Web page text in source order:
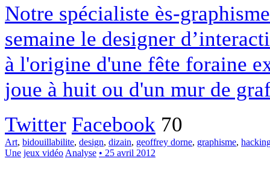
Notre spécialiste ès-
semaine le designer
à l'origine d'une fête foraine
joue à huit ou d'un mur de
Twitter Facebook 70
Art, bidouillabilite, design, dizain, geoffrey dorne, graphisme,
Une jeux vidéo Analyse • 25 avril 2012